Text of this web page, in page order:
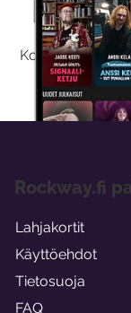
Kokeilemalla
Rockway.fi
Lahjakortit
Käyttöehdot
Tietosuoja
FAQ